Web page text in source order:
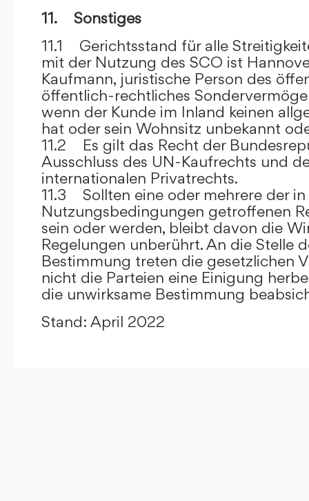
11. Sonstiges
11.1 Gerichtsstand für alle
mit der Nutzung des SCO ist
Kaufmann, juristische Person des
öffentlich-rechtliches
wenn der Kunde im Inland keinen
hat oder sein Wohnsitz unbekannt
11.2 Es gilt das Recht der
Ausschluss des UN-Kaufrechts und
internationalen Privatrechts.
11.3 Sollten eine oder mehrere der in
Nutzungsbedingungen getroffenen
sein oder werden, bleibt davon die
Regelungen unberührt. An die Stelle
Bestimmung treten die gesetzlichen
nicht die Parteien eine Einigung
die unwirksame Bestimmung
Stand: April 2022